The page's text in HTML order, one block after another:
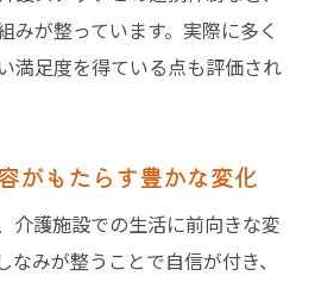
自分らしい毎日をサポート
の選び方や利用方法
訪問美容の見極め方
美容師の特徴とは
の訪問美容利用方法
みが整っています。実際に多く
満足度を得ている点も評価され
がもたらす豊かな変化
介護施設での生活に前向きな変
みが整うことで自信が付き、